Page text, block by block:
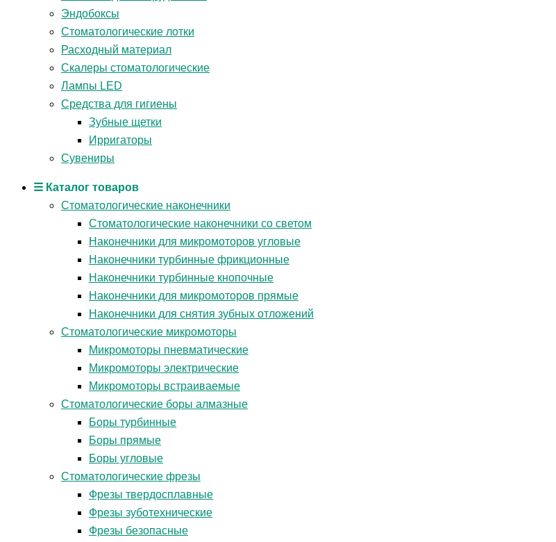
Эндобоксы
Стоматологические лотки
Расходный материал
Скалеры стоматологические
Лампы LED
Средства для гигиены
Зубные щетки
Ирригаторы
Сувениры
☰ Каталог товаров
Стоматологические наконечники
Стоматологические наконечники со светом
Наконечники для микромоторов угловые
Наконечники турбинные фрикционные
Наконечники турбинные кнопочные
Наконечники для микромоторов прямые
Наконечники для снятия зубных отложений
Стоматологические микромоторы
Микромоторы пневматические
Микромоторы электрические
Микромоторы встраиваемые
Стоматологические боры алмазные
Боры турбинные
Боры прямые
Боры угловые
Стоматологические фрезы
Фрезы твердосплавные
Фрезы зуботехнические
Фрезы безопасные